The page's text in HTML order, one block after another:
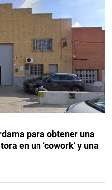
para obtener una
en un ‘cowork’ y una